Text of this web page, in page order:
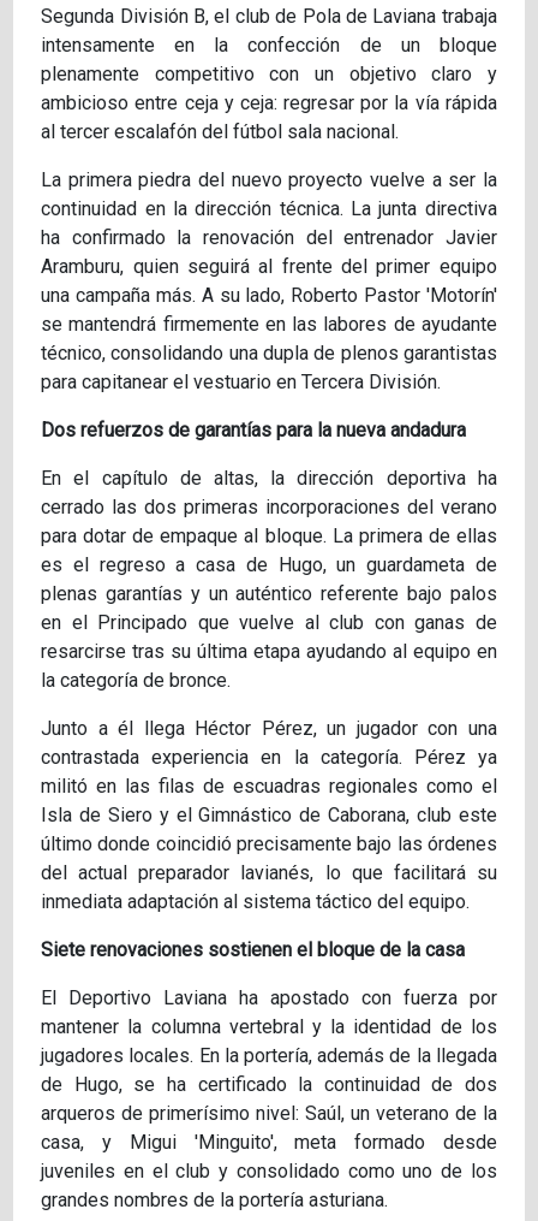
Segunda División B, el club de Pola de Laviana trabaja
intensamente en la confección de un bloque
plenamente competitivo con un objetivo claro y
ambicioso entre ceja y ceja: regresar por la vía rápida
al tercer escalafón del fútbol sala nacional.
La primera piedra del nuevo proyecto vuelve a ser la
continuidad en la dirección técnica. La junta directiva
ha confirmado la renovación del entrenador Javier
Aramburu, quien seguirá al frente del primer equipo
una campaña más. A su lado, Roberto Pastor 'Motorín'
se mantendrá firmemente en las labores de ayudante
técnico, consolidando una dupla de plenos garantistas
para capitanear el vestuario en Tercera División.
Dos refuerzos de garantías para la nueva andadura
En el capítulo de altas, la dirección deportiva ha
cerrado las dos primeras incorporaciones del verano
para dotar de empaque al bloque. La primera de ellas
es el regreso a casa de Hugo, un guardameta de
plenas garantías y un auténtico referente bajo palos
en el Principado que vuelve al club con ganas de
resarcirse tras su última etapa ayudando al equipo en
la categoría de bronce.
Junto a él llega Héctor Pérez, un jugador con una
contrastada experiencia en la categoría. Pérez ya
militó en las filas de escuadras regionales como el
Isla de Siero y el Gimnástico de Caborana, club este
último donde coincidió precisamente bajo las órdenes
del actual preparador lavianés, lo que facilitará su
inmediata adaptación al sistema táctico del equipo.
Siete renovaciones sostienen el bloque de la casa
El Deportivo Laviana ha apostado con fuerza por
mantener la columna vertebral y la identidad de los
jugadores locales. En la portería, además de la llegada
de Hugo, se ha certificado la continuidad de dos
arqueros de primerísimo nivel: Saúl, un veterano de la
casa, y Migui 'Minguito', meta formado desde
juveniles en el club y consolidado como uno de los
grandes nombres de la portería asturiana.